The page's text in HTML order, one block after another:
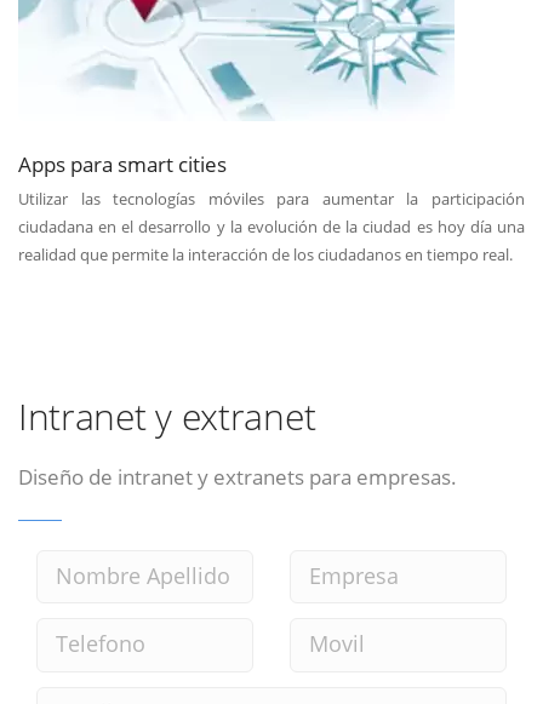
Apps para smart cities
Utilizar las tecnologías móviles para aumentar la participación
ciudadana en el desarrollo y la evolución de la ciudad es hoy día una
realidad que permite la interacción de los ciudadanos en tiempo real.
Intranet y extranet
Diseño de intranet y extranets para empresas.